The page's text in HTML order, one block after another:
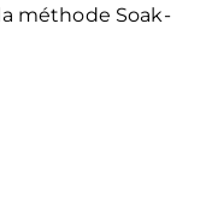
méthode Soak-
est possible
de souhaits